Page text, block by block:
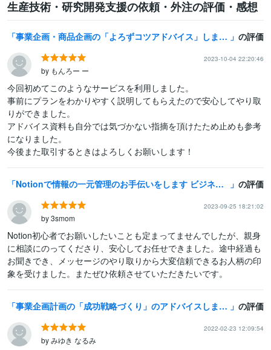
生産技術・研究開発支援の依頼・外注の評価・感想
事業企画・商品企画の「よろずコツアドバイス」します 起業・企画中！売れる事業・商品の企画で悩んでる方まず相談を！ の評価
2023-10-04 22:20:46
by もんろー ー
今回初めてこのようなサービスを利用しました。
事前にプランをわかりやすく説明してもらえたので安心してやり取
りができました。
アドバイス資料も自分では気づかない指摘を頂けたため止めも参考
になりました。
今後また取引するときはよろしくお願いします！
Notionで情報の一元管理のお手伝いをします ビジネスもプライベートもカスタムテンプレートで時間節約！ の評価
2023-09-25 18:21:02
by 3smom
Notion初心者でお願いしたいことも定まってませんでしたが、親身
に相談にのってくださり、安心してお任せできました。途中経過も
お聞きでき、メッセージのやり取りから大変信頼できるお人柄の印
象を受けました。またぜひ依頼させていただきたいです。
事業企画計画の「成功戦略づくり」のアドバイスします 起業計画！成功戦略や最適計画でお悩みの方、開発士に相談下さい の評価
2022-02-23 12:09:54
by みゆき なるみ